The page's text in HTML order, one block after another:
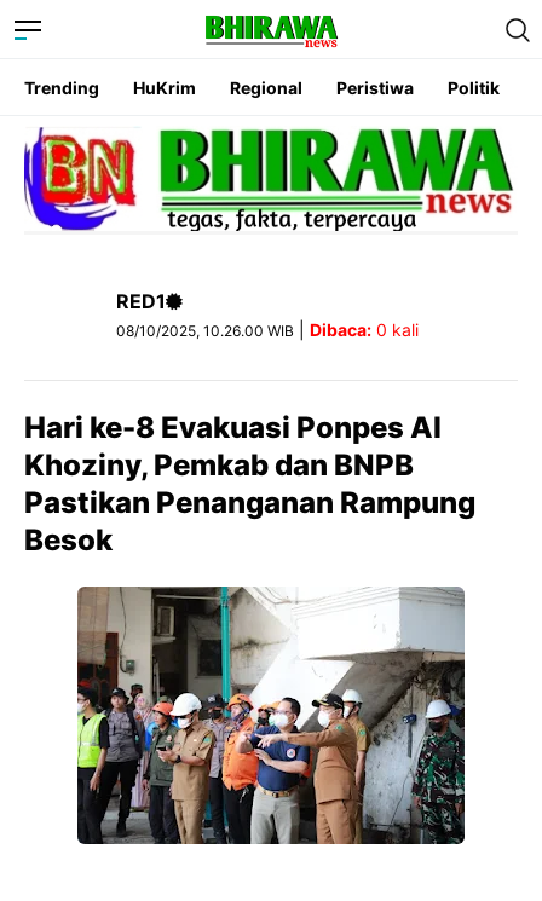
Trending HuKrim Regional Peristiwa Politik
RED1
08/10/2025, 10.26.00 WIB Dibaca: 0 kali
Hari ke-8 Evakuasi Ponpes Al
Khoziny, Pemkab dan BNPB
Pastikan Penanganan Rampung
Besok